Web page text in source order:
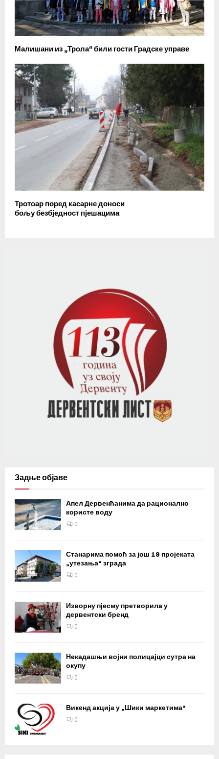
Малишани из „Трола“ били гости Градске управе
Тротоар поред касарне доноси
бољу безбједност пјешацима
Задње објаве
Апел Дервенћанима да рационално
користе воду
0
Станарима помоћ за још 19 пројеката
„утезања“ зграда
0
Изворну пјесму претворила у
дервентски бренд
0
Некадашњи војни полицајци сутра на
окупу
0
Викенд акција у „Шики маркетима“
0